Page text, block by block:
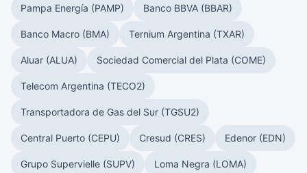
Pampa Energía (PAMP) Banco BBVA (BBAR)
Banco Macro (BMA) Ternium Argentina (TXAR)
Aluar (ALUA) Sociedad Comercial del Plata (COME)
Telecom Argentina (TECO2)
Transportadora de Gas del Sur (TGSU2)
Central Puerto (CEPU) Cresud (CRES) Edenor (EDN)
Grupo Supervielle (SUPV) Loma Negra (LOMA)